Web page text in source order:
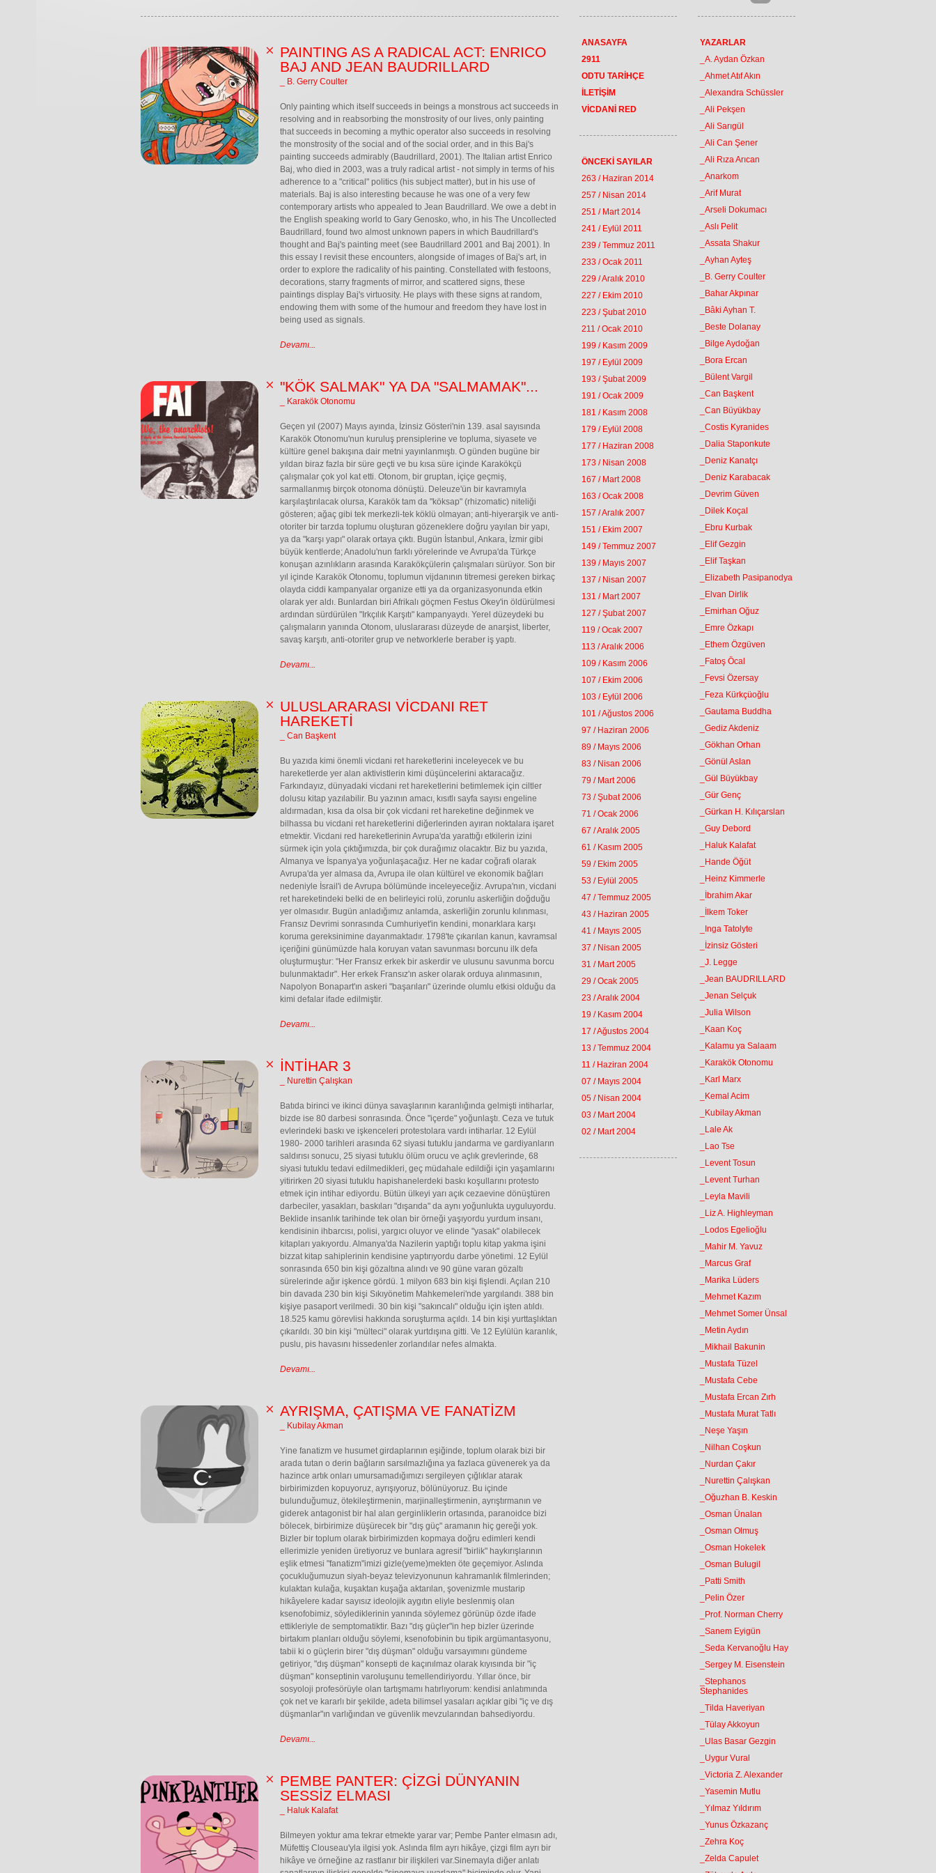
PAINTING AS A RADICAL ACT: ENRICO
BAJ AND JEAN BAUDRILLARD
_ B. Gerry Coulter
Only painting which itself succeeds in beings a monstrous act succeeds in
resolving and in reabsorbing the monstrosity of our lives, only painting
that succeeds in becoming a mythic operator also succeeds in resolving
the monstrosity of the social and of the social order, and in this Baj's
painting succeeds admirably (Baudrillard, 2001). The Italian artist Enrico
Baj, who died in 2003, was a truly radical artist - not simply in terms of his
adherence to a "critical" politics (his subject matter), but in his use of
materials. Baj is also interesting because he was one of a very few
contemporary artists who appealed to Jean Baudrillard. We owe a debt in
the English speaking world to Gary Genosko, who, in his The Uncollected
Baudrillard, found two almost unknown papers in which Baudrillard's
thought and Baj's painting meet (see Baudrillard 2001 and Baj 2001). In
this essay I revisit these encounters, alongside of images of Baj's art, in
order to explore the radicality of his painting. Constellated with festoons,
decorations, starry fragments of mirror, and scattered signs, these
paintings display Baj's virtuosity. He plays with these signs at random,
endowing them with some of the humour and freedom they have lost in
being used as signals.
Devamı...
"KÖK SALMAK" YA DA "SALMAMAK"...
_ Karakök Otonomu
Geçen yıl (2007) Mayıs ayında, İzinsiz Gösteri'nin 139. asal sayısında
Karakök Otonomu'nun kuruluş prensiplerine ve topluma, siyasete ve
kültüre genel bakışına dair metni yayınlanmıştı. O günden bugüne bir
yıldan biraz fazla bir süre geçti ve bu kısa süre içinde Karakökçü
çalışmalar çok yol kat etti. Otonom, bir gruptan, içiçe geçmiş,
sarmallanmış birçok otonoma dönüştü. Deleuze'ün bir kavramıyla
karşılaştırılacak olursa, Karakök tam da "köksap" (rhizomatic) niteliği
gösteren; ağaç gibi tek merkezli-tek köklü olmayan; anti-hiyerarşik ve anti-
otoriter bir tarzda toplumu oluşturan gözeneklere doğru yayılan bir yapı,
ya da "karşı yapı" olarak ortaya çıktı. Bugün İstanbul, Ankara, İzmir gibi
büyük kentlerde; Anadolu'nun farklı yörelerinde ve Avrupa'da Türkçe
konuşan azınlıkların arasında Karakökçülerin çalışmaları sürüyor. Son bir
yıl içinde Karakök Otonomu, toplumun vijdanının titremesi gereken birkaç
olayda ciddi kampanyalar organize etti ya da organizasyonunda etkin
olarak yer aldı. Bunlardan biri Afrikalı göçmen Festus Okey'in öldürülmesi
ardından sürdürülen "Irkçılık Karşıtı" kampanyaydı. Yerel düzeydeki bu
çalışmaların yanında Otonom, uluslararası düzeyde de anarşist, liberter,
savaş karşıtı, anti-otoriter grup ve networklerle beraber iş yaptı.
Devamı...
ULUSLARARASI VİCDANI RET
HAREKETİ
_ Can Başkent
Bu yazıda kimi önemli vicdani ret hareketlerini inceleyecek ve bu
hareketlerde yer alan aktivistlerin kimi düşüncelerini aktaracağız.
Farkındayız, dünyadaki vicdani ret hareketlerini betimlemek için ciltler
dolusu kitap yazılabilir. Bu yazının amacı, kısıtlı sayfa sayısı engeline
aldırmadan, kısa da olsa bir çok vicdani ret hareketine değinmek ve
bilhassa bu vicdani ret hareketlerini diğerlerinden ayıran noktalara işaret
etmektir. Vicdani red hareketlerinin Avrupa'da yarattığı etkilerin izini
sürmek için yola çıktığımızda, bir çok durağımız olacaktır. Biz bu yazıda,
Almanya ve İspanya'ya yoğunlaşacağız. Her ne kadar coğrafi olarak
Avrupa'da yer almasa da, Avrupa ile olan kültürel ve ekonomik bağları
nedeniyle İsrail'i de Avrupa bölümünde inceleyeceğiz. Avrupa'nın, vicdani
ret hareketindeki belki de en belirleyici rolü, zorunlu askerliğin doğduğu
yer olmasıdır. Bugün anladığımız anlamda, askerliğin zorunlu kılınması,
Fransız Devrimi sonrasında Cumhuriyet'in kendini, monarklara karşı
koruma gereksinimine dayanmaktadır. 1798'te çıkarılan kanun, kavramsal
içeriğini günümüzde hala koruyan vatan savunması borcunu ilk defa
oluşturmuştur: "Her Fransız erkek bir askerdir ve ulusunu savunma borcu
bulunmaktadır". Her erkek Fransız'ın asker olarak orduya alınmasının,
Napolyon Bonapart'ın askeri "başarıları" üzerinde olumlu etkisi olduğu da
kimi defalar ifade edilmiştir.
Devamı...
İNTİHAR 3
_ Nurettin Çalışkan
Batıda birinci ve ikinci dünya savaşlarının karanlığında gelmişti intiharlar,
bizde ise 80 darbesi sonrasında. Önce "içerde" yoğunlaştı. Ceza ve tutuk
evlerindeki baskı ve işkenceleri protestolara vardı intiharlar. 12 Eylül
1980- 2000 tarihleri arasında 62 siyasi tutuklu jandarma ve gardiyanların
saldırısı sonucu, 25 siyasi tutuklu ölüm orucu ve açlık grevlerinde, 68
siyasi tutuklu tedavi edilmedikleri, geç müdahale edildiği için yaşamlarını
yitirirken 20 siyasi tutuklu hapishanelerdeki baskı koşullarını protesto
etmek için intihar ediyordu. Bütün ülkeyi yarı açık cezaevine dönüştüren
darbeciler, yasakları, baskıları "dışarıda" da aynı yoğunlukta uyguluyordu.
Beklide insanlık tarihinde tek olan bir örneği yaşıyordu yurdum insanı,
kendisinin ihbarcısı, polisi, yargıcı oluyor ve elinde "yasak" olabilecek
kitapları yakıyordu. Almanya'da Nazilerin yaptığı toplu kitap yakma işini
bizzat kitap sahiplerinin kendisine yaptırıyordu darbe yönetimi. 12 Eylül
sonrasında 650 bin kişi gözaltına alındı ve 90 güne varan gözaltı
sürelerinde ağır işkence gördü. 1 milyon 683 bin kişi fişlendi. Açılan 210
bin davada 230 bin kişi Sıkıyönetim Mahkemeleri'nde yargılandı. 388 bin
kişiye pasaport verilmedi. 30 bin kişi "sakıncalı" olduğu için işten atıldı.
18.525 kamu görevlisi hakkında soruşturma açıldı. 14 bin kişi yurttaşlıktan
çıkarıldı. 30 bin kişi "mülteci" olarak yurtdışına gitti. Ve 12 Eylülün karanlık,
puslu, pis havasını hissedenler zorlandılar nefes almakta.
Devamı...
AYRIŞMA, ÇATIŞMA VE FANATİZM
_ Kubilay Akman
Yine fanatizm ve husumet girdaplarının eşiğinde, toplum olarak bizi bir
arada tutan o derin bağların sarsılmazlığına ya fazlaca güvenerek ya da
hazince artık onları umursamadığımızı sergileyen çığlıklar atarak
birbirimizden kopuyoruz, ayrışıyoruz, bölünüyoruz. Bu içinde
bulunduğumuz, ötekileştirmenin, marjinalleştirmenin, ayrıştırmanın ve
giderek antagonist bir hal alan gerginliklerin ortasında, paranoidce bizi
bölecek, birbirimize düşürecek bir "dış güç" aramanın hiç gereği yok.
Bizler bir toplum olarak birbirimizden kopmaya doğru edimleri kendi
ellerimizle yeniden üretiyoruz ve bunlara agresif "birlik" haykırışlarının
eşlik etmesi "fanatizm"imizi gizle(yeme)mekten öte geçemiyor. Aslında
çocukluğumuzun siyah-beyaz televizyonunun kahramanlık filmlerinden;
kulaktan kulağa, kuşaktan kuşağa aktarılan, şovenizmle mustarip
hikâyelere kadar sayısız ideolojik aygıtın eliyle beslenmiş olan
ksenofobimiz, söylediklerinin yanında söylemez görünüp özde ifade
ettikleriyle de semptomatiktir. Bazı "dış güçler"in hep bizler üzerinde
birtakım planları olduğu söylemi, ksenofobinin bu tipik argümantasyonu,
tabii ki o güçlerin birer "dış düşman" olduğu varsayımını gündeme
getiriyor, "dış düşman" konsepti de kaçınılmaz olarak kıyısında bir "iç
düşman" konseptinin varoluşunu temellendiriyordu. Yıllar önce, bir
sosyoloji profesörüyle olan tartışmamı hatırlıyorum: kendisi anlatımında
çok net ve kararlı bir şekilde, adeta bilimsel yasaları açıklar gibi "iç ve dış
düşmanlar"ın varlığından ve güvenlik mevzularından bahsediyordu.
Devamı...
PEMBE PANTER: ÇİZGİ DÜNYANIN
SESSİZ ELMASI
_ Haluk Kalafat
Bilmeyen yoktur ama tekrar etmekte yarar var; Pembe Panter elmasın adı,
Müfettiş Clouseau'yla ilgisi yok. Aslında film ayrı hikâye, çizgi film ayrı bir
hikâye ve örneğine az rastlanır bir ilişkileri var.Sinemayla diğer anlatı
ANASAYFA
2911
ODTU TARİHÇE
İLETİŞİM
VİCDANİ RED
ÖNCEKİ SAYILAR
263 / Haziran 2014
257 / Nisan 2014
251 / Mart 2014
241 / Eylül 2011
239 / Temmuz 2011
233 / Ocak 2011
229 / Aralık 2010
227 / Ekim 2010
223 / Şubat 2010
211 / Ocak 2010
199 / Kasım 2009
197 / Eylül 2009
193 / Şubat 2009
191 / Ocak 2009
181 / Kasım 2008
179 / Eylül 2008
177 / Haziran 2008
173 / Nisan 2008
167 / Mart 2008
163 / Ocak 2008
157 / Aralık 2007
151 / Ekim 2007
149 / Temmuz 2007
139 / Mayıs 2007
137 / Nisan 2007
131 / Mart 2007
127 / Şubat 2007
119 / Ocak 2007
113 / Aralık 2006
109 / Kasım 2006
107 / Ekim 2006
103 / Eylül 2006
101 / Ağustos 2006
97 / Haziran 2006
89 / Mayıs 2006
83 / Nisan 2006
79 / Mart 2006
73 / Şubat 2006
71 / Ocak 2006
67 / Aralık 2005
61 / Kasım 2005
59 / Ekim 2005
53 / Eylül 2005
47 / Temmuz 2005
43 / Haziran 2005
41 / Mayıs 2005
37 / Nisan 2005
31 / Mart 2005
29 / Ocak 2005
23 / Aralık 2004
19 / Kasım 2004
17 / Ağustos 2004
13 / Temmuz 2004
11 / Haziran 2004
07 / Mayıs 2004
05 / Nisan 2004
03 / Mart 2004
02 / Mart 2004
YAZARLAR
_A. Aydan Özkan
_Ahmet Atıf Akın
_Alexandra Schüssler
_Ali Pekşen
_Ali Sarıgül
_Ali Can Şener
_Ali Rıza Arıcan
_Anarkom
_Arif Murat
_Arseli Dokumacı
_Aslı Pelit
_Assata Shakur
_Ayhan Ayteş
_B. Gerry Coulter
_Bahar Akpınar
_Bâki Ayhan T.
_Beste Dolanay
_Bilge Aydoğan
_Bora Ercan
_Bülent Vargil
_Can Başkent
_Can Büyükbay
_Costis Kyranides
_Dalia Staponkute
_Deniz Kanatçı
_Deniz Karabacak
_Devrim Güven
_Dilek Koçal
_Ebru Kurbak
_Elif Gezgin
_Elif Taşkan
_Elizabeth Pasipanodya
_Elvan Dirlik
_Emirhan Oğuz
_Emre Özkapı
_Ethem Özgüven
_Fatoş Öcal
_Fevsi Özersay
_Feza Kürkçüoğlu
_Gautama Buddha
_Gediz Akdeniz
_Gökhan Orhan
_Gönül Aslan
_Gül Büyükbay
_Gür Genç
_Gürkan H. Kılıçarslan
_Guy Debord
_Haluk Kalafat
_Hande Öğüt
_Heinz Kimmerle
_İbrahim Akar
_İlkem Toker
_Inga Tatolyte
_İzinsiz Gösteri
_J. Legge
_Jean BAUDRILLARD
_Jenan Selçuk
_Julia Wilson
_Kaan Koç
_Kalamu ya Salaam
_Karakök Otonomu
_Karl Marx
_Kemal Acim
_Kubilay Akman
_Lale Ak
_Lao Tse
_Levent Tosun
_Levent Turhan
_Leyla Mavili
_Liz A. Highleyman
_Lodos Egelioğlu
_Mahir M. Yavuz
_Marcus Graf
_Marika Lüders
_Mehmet Kazım
_Mehmet Somer Ünsal
_Metin Aydın
_Mikhail Bakunin
_Mustafa Tüzel
_Mustafa Cebe
_Mustafa Ercan Zırh
_Mustafa Murat Tatlı
_Neşe Yaşın
_Nilhan Coşkun
_Nurdan Çakır
_Nurettin Çalışkan
_Oğuzhan B. Keskin
_Osman Ünalan
_Osman Olmuş
_Osman Hokelek
_Osman Bulugil
_Patti Smith
_Pelin Özer
_Prof. Norman Cherry
_Sanem Eyigün
_Seda Kervanoğlu Hay
_Sergey M. Eisenstein
_Stephanos
Stephanides
_Tilda Haveriyan
_Tülay Akkoyun
_Ulas Basar Gezgin
_Uygur Vural
_Victoria Z. Alexander
_Yasemin Mutlu
_Yılmaz Yıldırım
_Yunus Özkazanç
_Zehra Koç
_Zelda Capulet